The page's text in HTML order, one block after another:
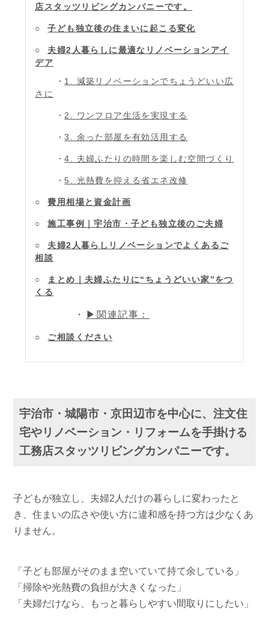
店スタッツリビングカンパニーです。
子ども独立後の住まいに起こる変化
夫婦2人暮らしに最適なリノベーションアイ
デア
1. 減築リノベーションでちょうどいい広
さに
2. ワンフロア生活を実現する
3. 余った部屋を有効活用する
4. 夫婦ふたりの時間を楽しむ空間づくり
5. 光熱費を抑える省エネ改修
費用相場と資金計画
施工事例｜宇治市・子ども独立後のご夫婦
夫婦2人暮らしリノベーションでよくあるご
相談
まとめ｜夫婦ふたりに“ちょうどいい家”をつ
くる
▶関連記事：
ご相談ください
宇治市・城陽市・京田辺市を中心に、注文住
宅やリノベーション・リフォームを手掛ける
工務店スタッツリビングカンパニーです。
子どもが独立し、夫婦2人だけの暮らしに変わったと
き、住まいの広さや使い方に違和感を持つ方は少なくあ
りません。
「子ども部屋がそのまま空いていて持て余している」
「掃除や光熱費の負担が大きくなった」
「夫婦だけなら、もっと暮らしやすい間取りにしたい」